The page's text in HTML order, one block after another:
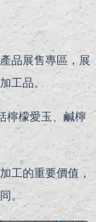
品展售專區，展
工品。
檸檬愛玉、鹹檸
工的重要價值，
。